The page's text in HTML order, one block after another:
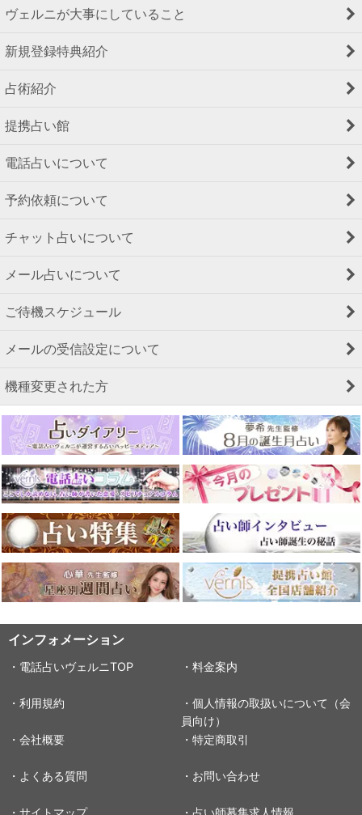
ヴェルニが大事にしていること
新規登録特典紹介
占術紹介
提携占い館
電話占いについて
予約依頼について
チャット占いについて
メール占いについて
ご待機スケジュール
メールの受信設定について
機種変更された方
インフォメーション
・電話占いヴェルニTOP ・料金案内
・利用規約
・個人情報の取扱いについて（会
員向け）
・会社概要
・特定商取引
・よくある質問 ・お問い合わせ
・サイトマップ ・占い師募集求人情報